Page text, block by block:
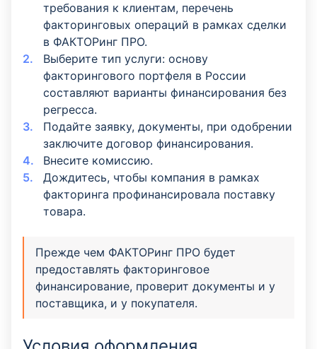
требования к клиентам, перечень
факторинговых операций в рамках сделки
в ФАКТОРинг ПРО.
Выберите тип услуги: основу
факторингового портфеля в России
составляют варианты финансирования без
регресса.
Подайте заявку, документы, при одобрении
заключите договор финансирования.
Внесите комиссию.
Дождитесь, чтобы компания в рамках
факторинга профинансировала поставку
товара.
Прежде чем ФАКТОРинг ПРО будет
предоставлять факторинговое
финансирование, проверит документы и у
поставщика, и у покупателя.